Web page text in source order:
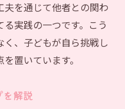
夫を通じて他者との関わ
実践の一つです。こう
、子どもが自ら挑戦し
置いています。
解説